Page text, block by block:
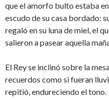
que el amorfo bulto estaba
escudo de su casa bordado:
regaló en su luna de miel, el
salieron a pasear aquella
El Rey se inclinó sobre la
recuerdos como si fueran
repitió, endureciendo el tono.